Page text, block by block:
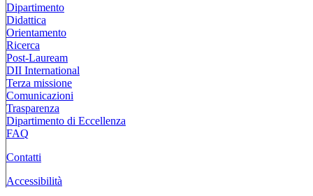
Dipartimento
Didattica
Orientamento
Ricerca
Post-Lauream
DII International
Terza missione
Comunicazioni
Trasparenza
Dipartimento di Eccellenza
FAQ
Contatti
Accessibilità